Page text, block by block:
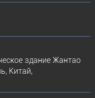
здание Жантао
Китай,